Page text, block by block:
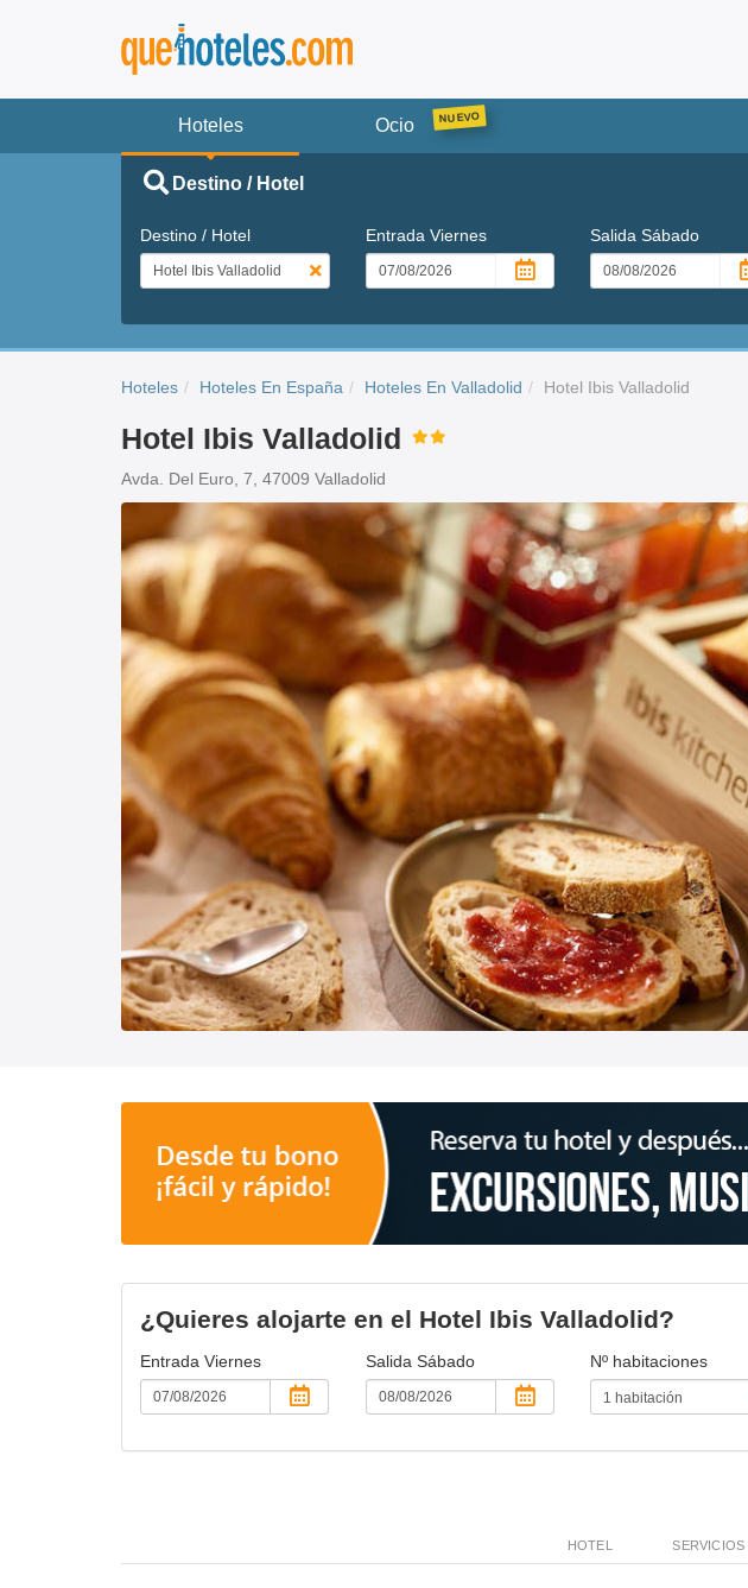
Hoteles Ocio
Destino / Hotel
Destino / Hotel Entrada Viernes SalidaSábado
Hoteles Hoteles En España Hoteles En Valladolid Hotel Ibis Valladolid
Hotel Ibis Valladolid
Avda. Del Euro, 7, 47009 Valladolid
¿Quieres alojarte en el Hotel Ibis Valladolid?
Entrada Viernes Salida Sábado Nº habitaciones
HOTEL SERVICIOS